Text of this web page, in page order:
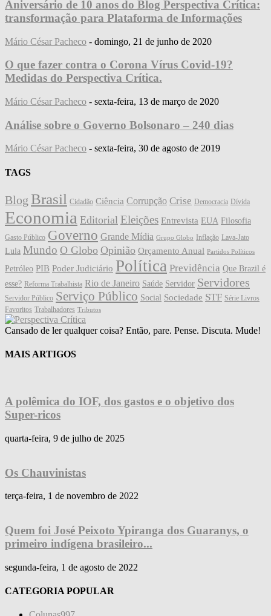
Aniversário de 10 anos do Blog Perspectiva Crítica:
transformação para Plataforma de Informações
Mário César Pacheco - domingo, 21 de junho de 2020
O que fazer contra o Corona Vírus Covid-19?
Medidas do Perspectiva Crítica.
Mário César Pacheco - sexta-feira, 13 de março de 2020
Análise sobre o Governo Bolsonaro – 240 dias
Mário César Pacheco - sexta-feira, 30 de agosto de 2019
TAGS
Blog Brasil Cidadão Ciência Corrupção Crise Democracia Dívida
Economia Editorial Eleições Entrevista EUA Filosofia
Gasto Público Governo Grande Mídia Grupo Globo Inflação Lava-Jato
Lula Mundo O Globo Opinião Orçamento Anual Partidos Políticos
Petróleo PIB Poder Judiciário Política Previdência Que Brazil é
esse? Reforma Trabalhista Rio de Janeiro Saúde Servidor Servidores
Servidor Público Serviço Público Social Sociedade STF Série Livros
Favoritos Trabalhadores Tributos
Cansado de ler qualquer coisa? Então, pare. Pense. Discuta. Mude!
MAIS ARTIGOS
A polêmica do IOF, dos gastos e o objetivo dos
Super-ricos
quarta-feira, 9 de julho de 2025
Os Chauvinistas
terça-feira, 1 de novembro de 2022
Quem foi José Peixoto Ypiranga dos Guaranys, o
primeiro indígena brasileiro...
segunda-feira, 1 de agosto de 2022
CATEGORIA POPULAR